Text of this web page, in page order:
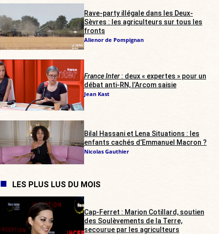
Rave-party illégale dans les Deux-
Sèvres : les agriculteurs sur tous les
fronts
Alienor de Pompignan
France Inter: deux « expertes » pour un
débat anti-RN, l’Arcom saisie
Jean Kast
Bilal Hassani et Lena Situations : les
enfants cachés d’Emmanuel Macron ?
Nicolas Gauthier
LES PLUS LUS DU MOIS
Cap-Ferret : Marion Cotillard, soutien
des Soulèvements de la Terre,
secourue par les agriculteurs